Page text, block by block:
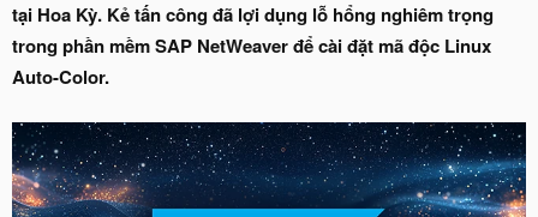
tại Hoa Kỳ. Kẻ tấn công đã lợi dụng lỗ hổng nghiêm trọng
trong phần mềm SAP NetWeaver để cài đặt mã độc Linux
Auto-Color.